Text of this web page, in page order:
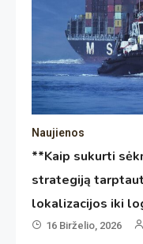
Naujienos
**Kaip sukurti
strategiją
lokalizacijos iki
16 Birželio, 2026